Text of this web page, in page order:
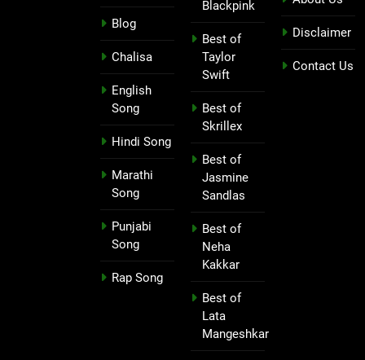
Blog
Chalisa
English
Song
Hindi Song
Marathi
Song
Punjabi
Song
Rap Song
Blackpink
Best of
Taylor
Swift
Best of
Skrillex
Best of
Jasmine
Sandlas
Best of
Neha
Kakkar
Best of
Lata
Mangeshkar
Disclaimer
Contact Us